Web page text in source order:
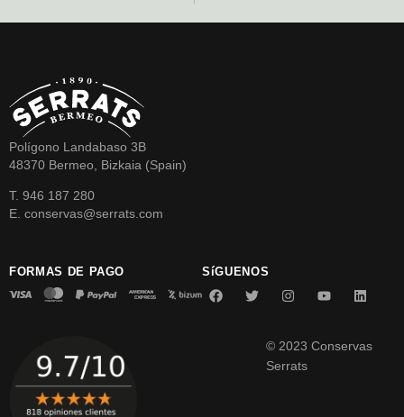
Polígono Landabaso 3B
48370 Bermeo, Bizkaia (Spain)
T. 946 187 280
E. conservas@serrats.com
FORMAS DE PAGO SíGUENOS
© 2023 Conservas
Serrats